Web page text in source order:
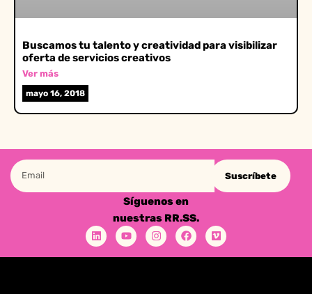
Buscamos tu talento y creatividad para visibilizar
oferta de servicios creativos
Ver más
mayo 16, 2018
Suscríbete
Síguenos en
nuestras RR.SS.